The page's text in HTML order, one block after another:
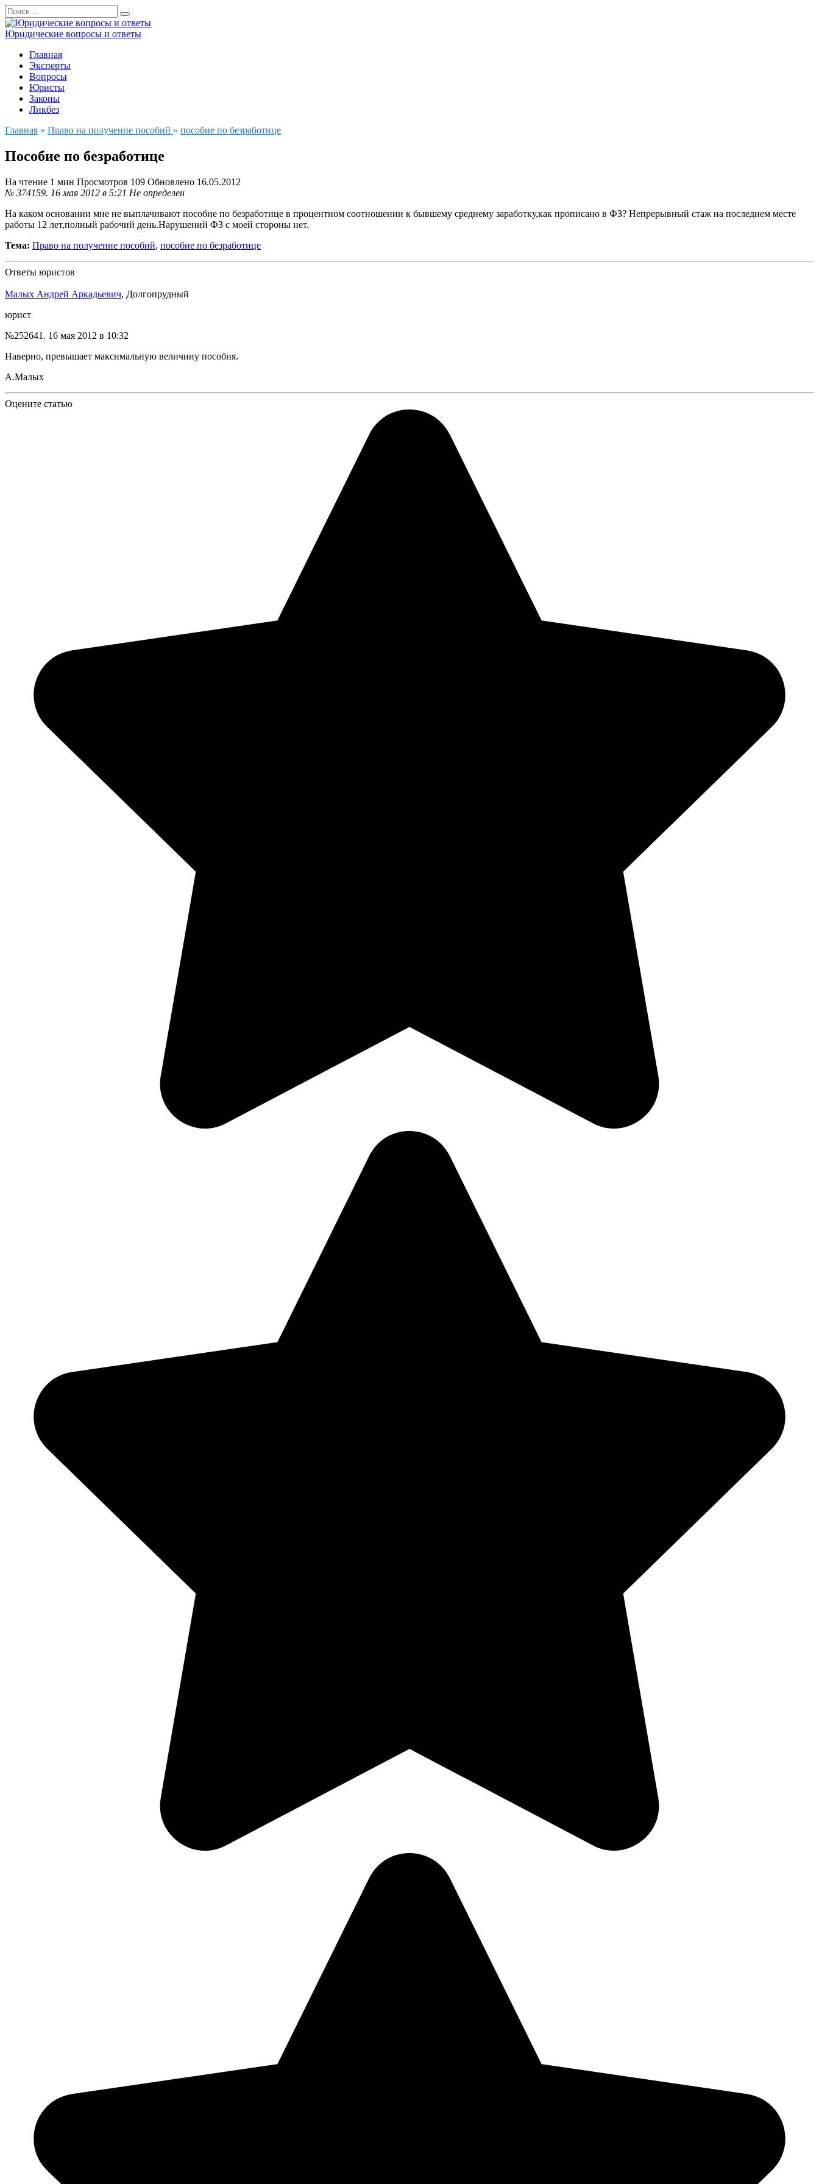
Перейти
к
содержанию
Search
for:
Юридические вопросы и ответы
Главная
Эксперты
Вопросы
Юристы
Законы
Ликбез
Главная » Право на получение пособий » пособие по безработице
Пособие по безработице
На чтение 1 мин Просмотров 109 Обновлено 16.05.2012
№ 374159. 16 мая 2012 в 5:21 Не определен
На каком основании мне не выплачивают пособие по безработице в процентном соотношении к бывшему среднему заработку,как прописано в ФЗ? Непрерывный стаж на последнем месте
работы 12 лет,полный рабочий день.Нарушений ФЗ с моей стороны нет.
Тема: Право на получение пособий, пособие по безработице
Ответы юристов
Малых Андрей Аркадьевич, Долгопрудный
юрист
№252641. 16 мая 2012 в 10:32
Наверно, превышает максимальную величину пособия.
А.Малых
Оцените статью